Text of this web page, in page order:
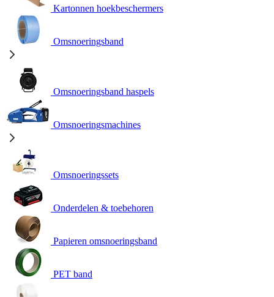
Kartonnen hoekbeschermers
Omsnoeringsband
Omsnoeringsband haspels
Omsnoeringsmachines
Omsnoeringssets
Onderdelen & toebehoren
Papieren omsnoeringsband
PET band